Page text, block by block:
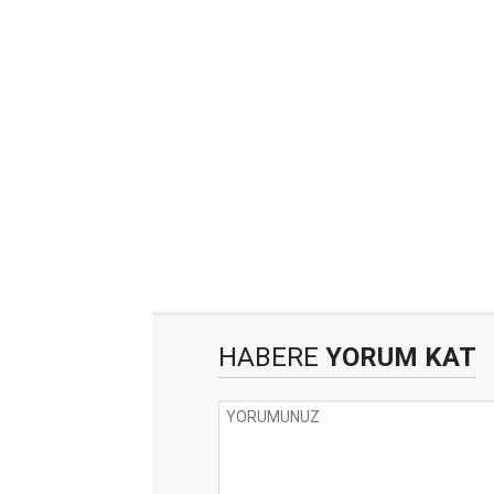
HABERE YORUM KAT